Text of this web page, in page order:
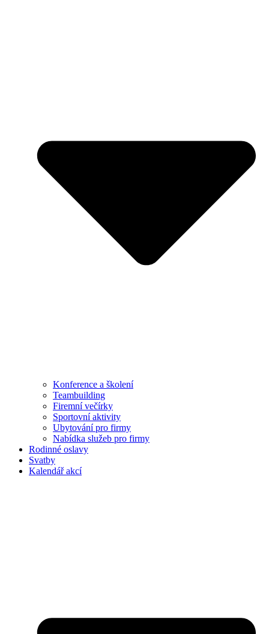
Konference a školení
Teambuilding
Firemní večírky
Sportovní aktivity
Ubytování pro firmy
Nabídka služeb pro firmy
Rodinné oslavy
Svatby
Kalendář akcí